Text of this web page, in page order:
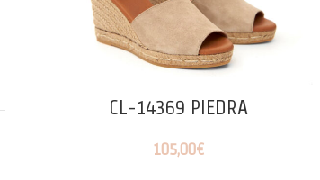
CL-14369 PIEDRA
105,00€